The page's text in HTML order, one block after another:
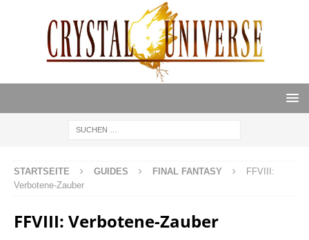
STARTSEITE GUIDES FINAL FANTASY
FFVIII:
Verbotene-Zauber
FFVIII: Verbotene-Zauber